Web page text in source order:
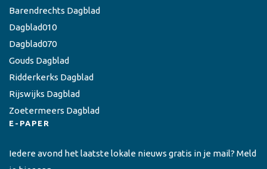
Barendrechts Dagblad
Dagblad010
Dagblad070
Gouds Dagblad
Ridderkerks Dagblad
Rijswijks Dagblad
Zoetermeers Dagblad
E-PAPER
Iedere avond het laatste lokale nieuws gratis in je mail? Meld